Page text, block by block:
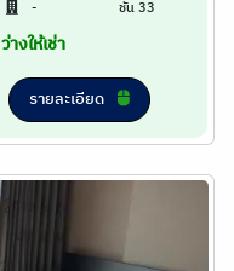
- ชั้น 33
ว่างให้เช่า
รายละเอียด